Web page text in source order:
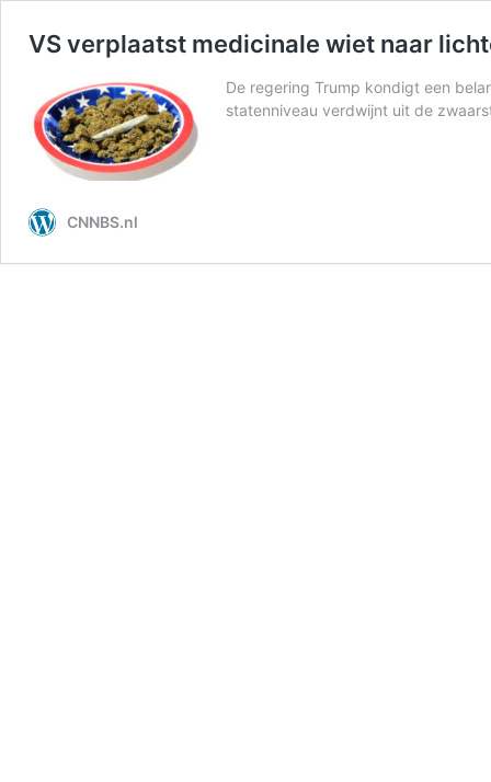
VS verplaatst medicinale wiet naar
De regering Trump kondigt een
statenniveau verdwijnt uit de
CNNBS.nl